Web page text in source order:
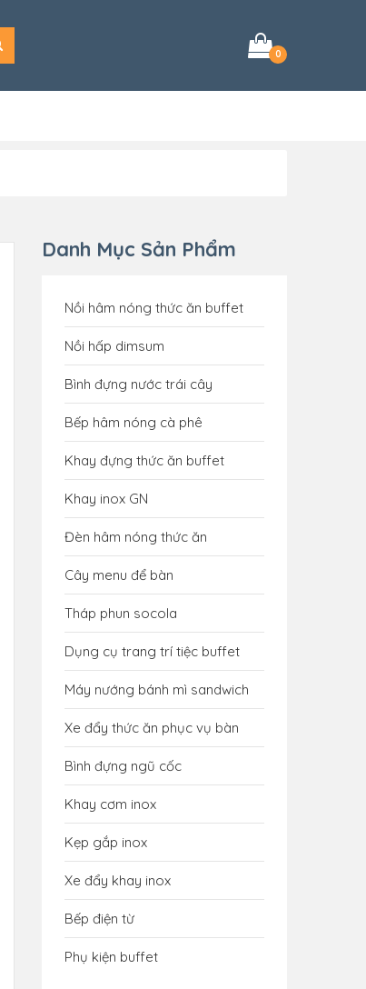
0
Danh Mục Sản Phẩm
Nồi hâm nóng thức ăn buffet
Nồi hấp dimsum
Bình đựng nước trái cây
Bếp hâm nóng cà phê
Khay đựng thức ăn buffet
Khay inox GN
Đèn hâm nóng thức ăn
Cây menu để bàn
Tháp phun socola
Dụng cụ trang trí tiệc buffet
Máy nướng bánh mì sandwich
Xe đẩy thức ăn phục vụ bàn
Bình đựng ngũ cốc
Khay cơm inox
Kẹp gắp inox
Xe đẩy khay inox
Bếp điện từ
Phụ kiện buffet